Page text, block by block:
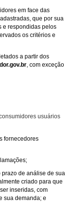
em face das
que por sua
e respondidas pelos
os critérios e
a partir dos
, com exceção
usuários
fornecedores
de análise de sua
criado para que
inseridas, com
sua demanda; e